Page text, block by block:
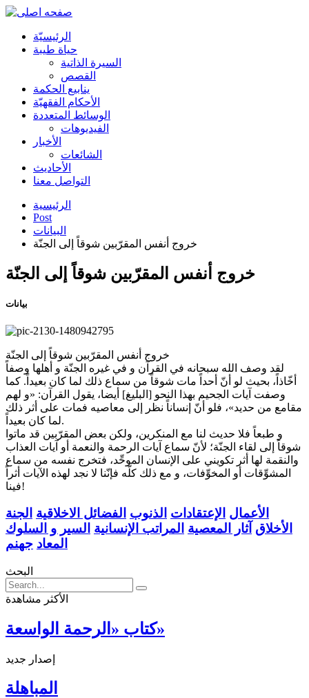
الرئیسیّة
حياة طيبة
السيرة الذاتية
القصص
ينابيع الحكمة
الأحکام الفقهیّة
الوسائط المتعددة
الفیدیوهات
الأخبار
الشائعات
الأحادیث
التواصل معنا
الرئيسية
Post
البیانات
خروج أنفس المقرّبين شوقاً إلى الجنّة
خروج أنفس المقرّبين شوقاً إلى الجنّة
بيانات
خروج أنفس المقرّبين شوقاً إلى الجنّة
لقد وصف الله سبحانه في القرآن و في غيره الجنّة و أهلها وصفاً
أخّاذاً، بحيث لو أنّ أحداً مات شوقاً من سماع ذلك لما كان بعيداً. كما
وصفت آيات الجحيم بهذا النحو [البليغ] أيضا، يقول القرآن: «و لهم
مقامع من حديد»، فلو أنّ إنساناً نظر إلى معاصيه فمات على أثر ذلك
لما كان بعيداً.
و طبعاً فلا حديث لنا مع المنكرين، ولكن بعض المقرّبين قد ماتوا
شوقاً إلى لقاء الجنّة؛ لأنّ سماع آيات الرحمة والنعمة أو آيات العذاب
والنقمة لها أثر تكويني على الإنسان الموحِّد، فتخرج نفسه من سماع
المشوِّقات أو المخوِّفات، و مع ذلك كلّه فإنّنا لا نجد لهذه الآيات أثراً
فينا!
الأعمال الإعتقادات الذنوب الفضائل الاخلاقية الجنة
الأخلاق آثار المعصية المراتب الإنسانية السير و السلوك
المعاد جهنم
البحث
الأكثر مشاهدة
كتاب «الرحمة الواسعة»
إصدار جديد
المباهلة